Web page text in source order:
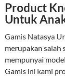
Product
Untuk
Gamis Natasya
merupakan salah
mempunyai
Gamis ini kami